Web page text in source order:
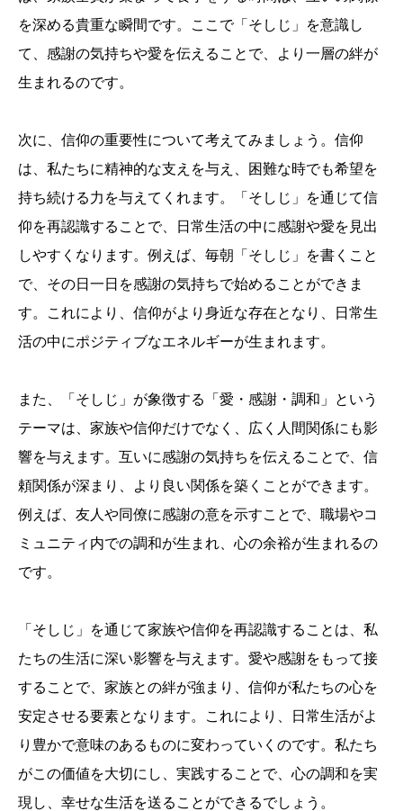
を深める貴重な瞬間です。ここで「そしじ」を意識し
て、感謝の気持ちや愛を伝えることで、より一層の絆が
生まれるのです。
次に、信仰の重要性について考えてみましょう。信仰
は、私たちに精神的な支えを与え、困難な時でも希望を
持ち続ける力を与えてくれます。「そしじ」を通じて信
仰を再認識することで、日常生活の中に感謝や愛を見出
しやすくなります。例えば、毎朝「そしじ」を書くこと
で、その日一日を感謝の気持ちで始めることができま
す。これにより、信仰がより身近な存在となり、日常生
活の中にポジティブなエネルギーが生まれます。
また、「そしじ」が象徴する「愛・感謝・調和」という
テーマは、家族や信仰だけでなく、広く人間関係にも影
響を与えます。互いに感謝の気持ちを伝えることで、信
頼関係が深まり、より良い関係を築くことができます。
例えば、友人や同僚に感謝の意を示すことで、職場やコ
ミュニティ内での調和が生まれ、心の余裕が生まれるの
です。
「そしじ」を通じて家族や信仰を再認識することは、私
たちの生活に深い影響を与えます。愛や感謝をもって接
することで、家族との絆が強まり、信仰が私たちの心を
安定させる要素となります。これにより、日常生活がよ
り豊かで意味のあるものに変わっていくのです。私たち
がこの価値を大切にし、実践することで、心の調和を実
現し、幸せな生活を送ることができるでしょう。